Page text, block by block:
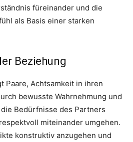
füreinander und die
als Basis einer starken
Beziehung
Paare, Achtsamkeit in ihren
bewusste Wahrnehmung und
Bedürfnisse des Partners
miteinander umgehen.
konstruktiv anzugehen und